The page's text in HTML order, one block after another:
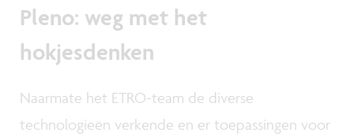
Pleno: weg met het
hokjesdenken
Naarmate het ETRO-team de diverse
technologieën verkende en er toepassingen voor